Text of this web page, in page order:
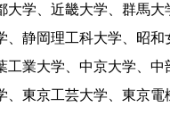
大学、近畿大学、群馬
、静岡理工科大学、昭
工業大学、中京大学、
、東京工芸大学、東京